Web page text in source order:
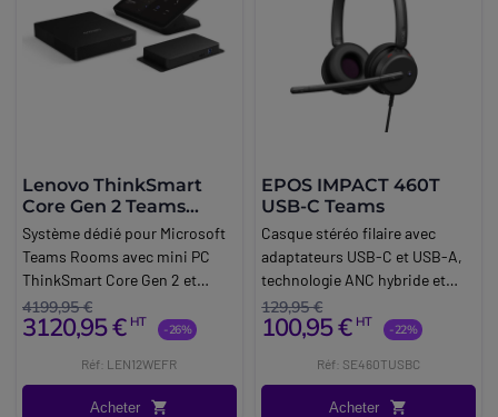
Lenovo ThinkSmart
Core Gen 2 Teams
Rooms Kit
Système dédié pour Microsoft
Teams Rooms avec mini PC
ThinkSmart Core Gen 2 et
contrôleur tactile 10,1'', pour
gérer simplement les réunions.
4199,95 €
3120,95 € HT -26%
Réf: LEN12WEFR
Acheter
EPOS IMPACT 460T
USB-C Teams
Casque stéréo filaire avec
adaptateurs USB-C et USB-A,
technologie ANC hybride et
certification Microsoft Teams
pour des conversations claires
environnements de travail
129,95 €
100,95 € HT -22%
Réf: SE460TUSBC
Acheter